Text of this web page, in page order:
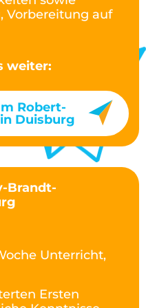
Vorbereitung auf
weiter:
Robert-
Duisburg
Brandt-
Unterricht,
Ersten